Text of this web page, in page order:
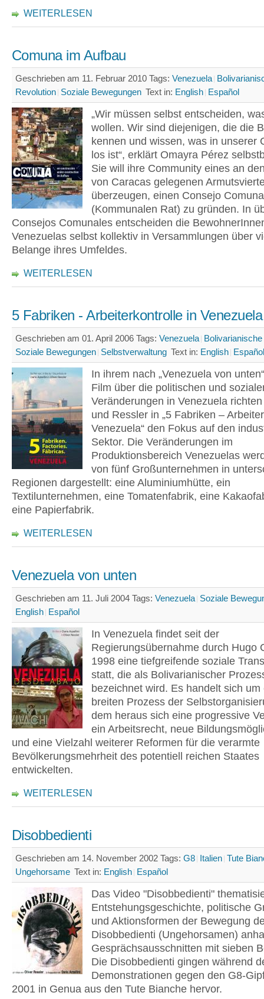
WEITERLESEN
Comuna im Aufbau
Geschrieben am 11. Februar 2010 Tags: Venezuela
Revolution Soziale Bewegungen Text in: English Español
„Wir müssen selbst entscheiden,
wollen. Wir sind diejenigen, die die
kennen und wissen, was in unserer
los ist“, erklärt Omayra Pérez
Sie will ihre Community eines an
von Caracas gelegenen
überzeugen, einen Consejo
(Kommunalen Rat) zu gründen. In
Consejos Comunales entscheiden die
Venezuelas selbst kollektiv in Versammlungen über
Belange ihres Umfeldes.
WEITERLESEN
5 Fabriken - Arbeiterkontrolle in Venezuela
Geschrieben am 01. April 2006 Tags: Venezuela
Soziale Bewegungen Selbstverwaltung Text in: English Español
In ihrem nach „Venezuela von
Film über die politischen und
Veränderungen in Venezuela
und Ressler in „5 Fabriken –
Venezuela“ den Fokus auf den
Sektor. Die Veränderungen im
Produktionsbereich Venezuelas
von fünf Großunternehmen in
Regionen dargestellt: eine Aluminiumhütte, ein
Textilunternehmen, eine Tomatenfabrik, eine
eine Papierfabrik.
WEITERLESEN
Venezuela von unten
Geschrieben am 11. Juli 2004 Tags: Venezuela Soziale
English Español
In Venezuela findet seit der
Regierungsübernahme durch Hugo
1998 eine tiefgreifende soziale
statt, die als Bolivarianischer
bezeichnet wird. Es handelt sich um
breiten Prozess der
dem heraus sich eine progressive
ein Arbeitsrecht, neue
und eine Vielzahl weiterer Reformen für die verarmte
Bevölkerungsmehrheit des potentiell reichen Staates
entwickelten.
WEITERLESEN
Disobbedienti
Geschrieben am 14. November 2002 Tags: G8 Italien Tute
Ungehorsame Text in: English Español
Das Video "Disobbedienti"
Entstehungsgeschichte, politische
und Aktionsformen der Bewegung
Disobbedienti (Ungehorsamen)
Gesprächsausschnitten mit sieben
Die Disobbedienti gingen während
Demonstrationen gegen den G8-
2001 in Genua aus den Tute Bianche hervor.